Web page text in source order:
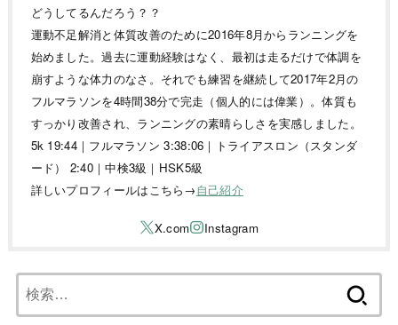
どうしてるんだろう？？
運動不足解消と体質改善のために2016年8月からランニングを
始めました。過去に運動経験はなく、最初は走るだけで体調を
崩すような体力のなさ。それでも練習を継続して2017年2月の
フルマラソンを4時間38分で完走（個人的には偉業）。体質も
すっかり改善され、ランニングの素晴らしさを実感しました。
5k 19:44｜フルマラソン 3:38:06｜トライアスロン（スタンダ
ード） 2:40｜中検3級｜HSK5級
詳しいプロフィールはこちら→自己紹介
索: